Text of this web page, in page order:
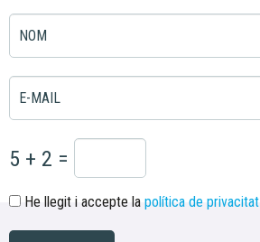
NOM
E-MAIL
5 + 2 =
He llegit i accepte la política de privacitat